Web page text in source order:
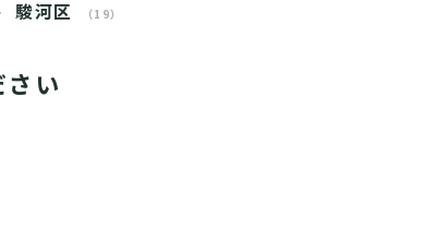
駿河区 （19）
い